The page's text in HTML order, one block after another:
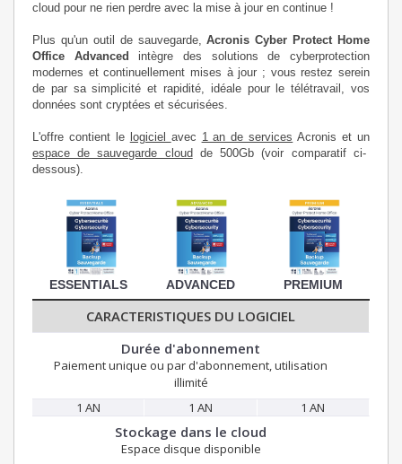
cloud pour ne rien perdre avec la mise à jour en continue !
Plus qu'un outil de sauvegarde,Acronis Cyber Protect Home
Office Advanced
intègre des solutions de cyberprotection
modernes et continuellement mises à jour ; vous restez serein
de par sa simplicité et rapidité, idéale pour le télétravail, vos
données sont cryptées et sécurisées.
L'offre contient le logiciel avec 1 an de services Acronis et un
espace de sauvegarde cloud de 500Gb (voir comparatif ci-
dessous).
ESSENTIALS ADVANCED PREMIUM
CARACTERISTIQUES DU LOGICIEL
Durée d'abonnement
Paiement unique ou par d'abonnement, utilisation
illimité
1 AN
1 AN 1 AN
Stockage dans le cloud
Espace disque disponible